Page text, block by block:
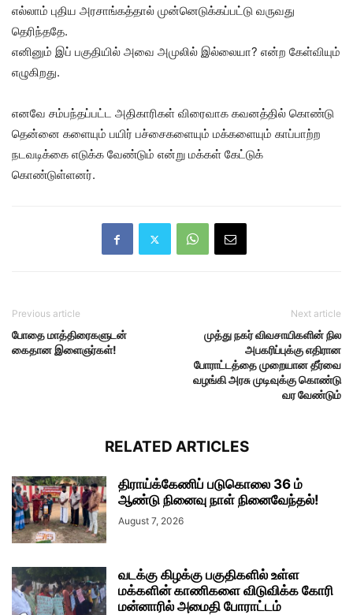
எல்லாம் புதிய அரசாங்கத்தால் முன்னெடுக்கப்பட்டு வருவது
தெரிந்ததே.
எனினும் இப் பகுதியில் அவை அமுலில் இல்லையா? என்ற கேள்வியும்
எழுகிறது.
எனவே சம்பந்தப்பட்ட அதிகாரிகள் விரைவாக கவனத்தில் கொண்டு
தென்னை களையும் பயிர் பச்சைகளையும் மக்களையும் காப்பாற்ற
நடவடிக்கை எடுக்க வேண்டும் என்று மக்கள் கேட்டுக்
கொண்டுள்ளனர்.
Previous article
போதை மாத்திரைகளுடன்
கைதான இளைஞர்கள்!
Next article
முத்து நகர் விவசாயிகளின் நில
அபகரிப்புக்கு எதிரான
போராட்டத்தை முறையான தீர்வை
வழங்கி அரசு முடிவுக்கு கொண்டு
வர வேண்டும்
RELATED ARTICLES
திராய்க்கேணிப் படுகொலை 36 ம்
ஆண்டு நினைவு நாள் நினைவேந்தல்!
August 7, 2026
வடக்கு கிழக்கு பகுதிகளில் உள்ள
மக்களின் காணிகளை விடுவிக்க கோரி
மன்னாரில் அமைதி போராட்டம்